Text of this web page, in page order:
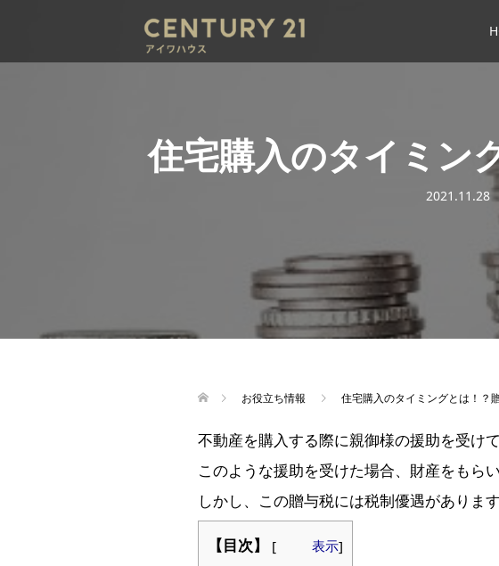
住宅購入のタイミン
2021.11.28
お役立ち情報 住宅購入のタイミングとは！？
不動産を購入する際に親御様の援助を受け
このような援助を受けた場合、財産をもら
しかし、この贈与税には税制優遇があります
【目次】 [ 表示]